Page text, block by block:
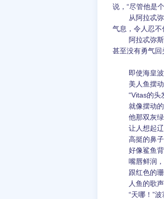
说，“尽管他是
从阿拉忒弥斯
气息，令人忍不
阿拉忒弥斯感
甚至没有勇气回
即使海皇波
美人鱼摆动着
“Vitas的头发
就像摆动的
他那双灰绿
让人想起辽
高挺的鼻子
好像鲨鱼背
嘴唇鲜润，
跟红色的珊
人鱼的歌声的
“天哪！”波塞